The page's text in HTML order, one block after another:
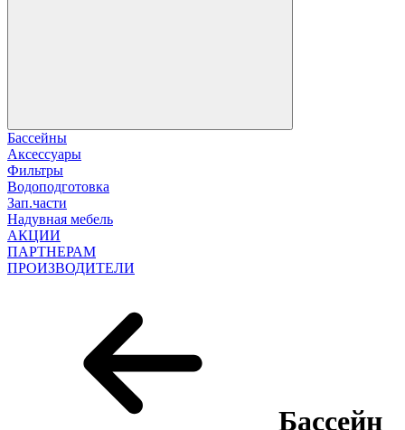
Бассейны
Аксессуары
Фильтры
Водоподготовка
Зап.части
Надувная мебель
АКЦИИ
ПАРТНЕРАМ
ПРОИЗВОДИТЕЛИ
Бассейн